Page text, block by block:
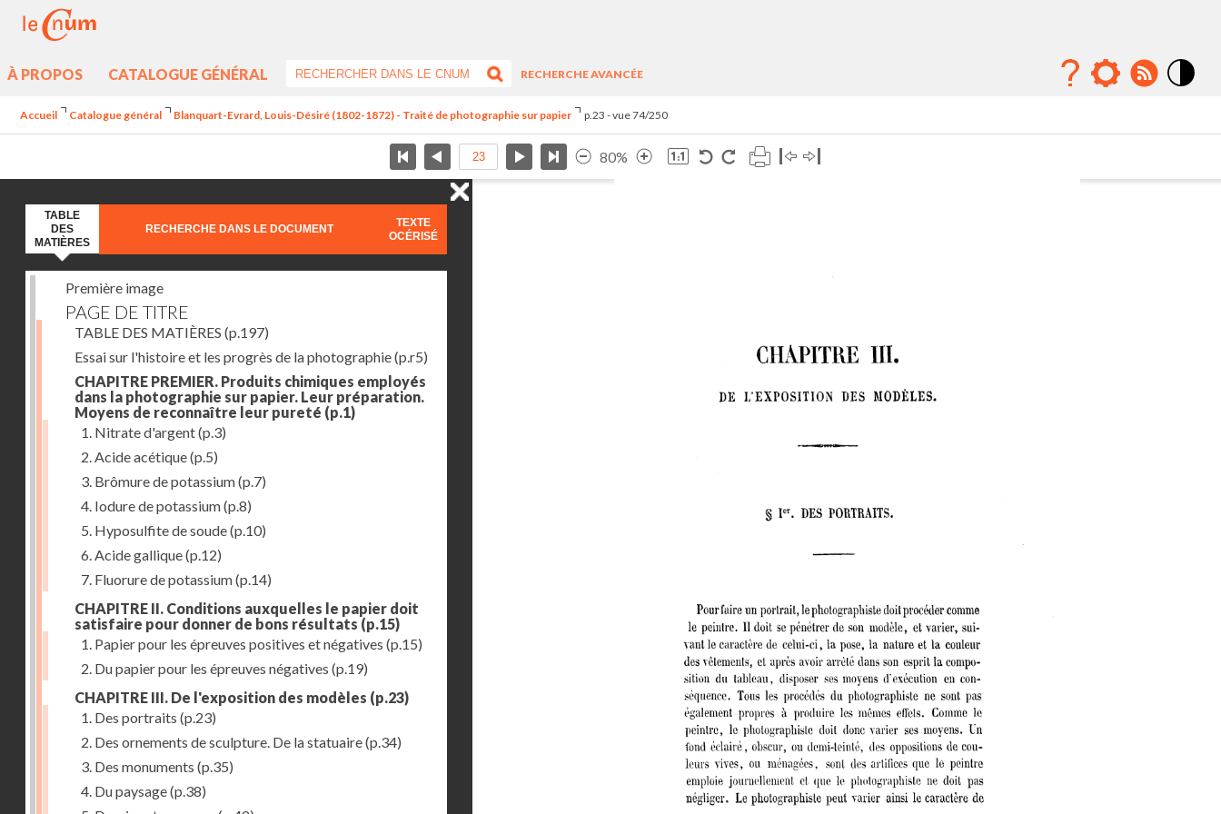
À PROPOS CATALOGUE GÉNÉRAL
RECHERCHE AVANCÉE
Accueil Catalogue général Blanquart-Evrard, Louis-Désiré (1802-1872) - Traité de photographie sur papier p.23 - vue 74/250
80%
TABLE
DES
MATIÈRES
RECHERCHE DANS LE DOCUMENT
TEXTE
OCÉRISÉ
Première image
PAGE DE TITRE
TABLE DES MATIÈRES (p.197)
Essai sur l'histoire et les progrès de la photographie(p.r5)
CHAPITRE PREMIER. Produits chimiques employés
dans la photographie sur papier. Leur préparation.
Moyens de reconnaître leur pureté (p.1)
1. Nitrate d'argent(p.3)
2. Acide acétique(p.5)
3. Brômure de potassium(p.7)
4. Iodure de potassium(p.8)
5. Hyposulfite de soude(p.10)
6. Acide gallique(p.12)
7. Fluorure de potassium(p.14)
CHAPITRE II. Conditions auxquelles le papier doit
satisfaire pour donner de bons résultats (p.15)
1. Papier pour les épreuves positives et négatives (p.15)
2. Du papier pour les épreuves négatives (p.19)
CHAPITRE III. De l'exposition des modèles (p.23)
1. Des portraits (p.23)
2. Des ornements de sculpture. De la statuaire(p.34)
3. Des monuments (p.35)
4. Du paysage(p.38)